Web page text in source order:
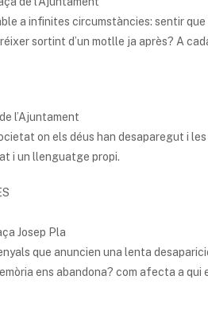
a infinites circumstàncies: sentir
sortint d’un motlle ja après? A
l’Ajuntament
on els déus han desaparegut i
i un llenguatge propi.
Josep Pla
que anuncien una lenta
ens abandona? com afecta a qui